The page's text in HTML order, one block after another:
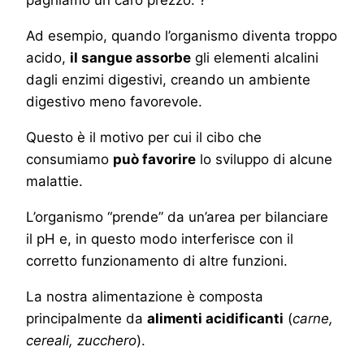
Ad esempio, quando l’organismo diventa troppo
acido, il sangue assorbe gli elementi alcalini
dagli enzimi digestivi, creando un ambiente
digestivo meno favorevole.
Questo è il motivo per cui il cibo che
consumiamo può favorire lo sviluppo di alcune
malattie.
L’organismo “prende” da un’area per bilanciare
il pH e, in questo modo interferisce con il
corretto funzionamento di altre funzioni.
La nostra alimentazione è composta
principalmente da alimenti acidificanti (carne,
cereali, zucchero).